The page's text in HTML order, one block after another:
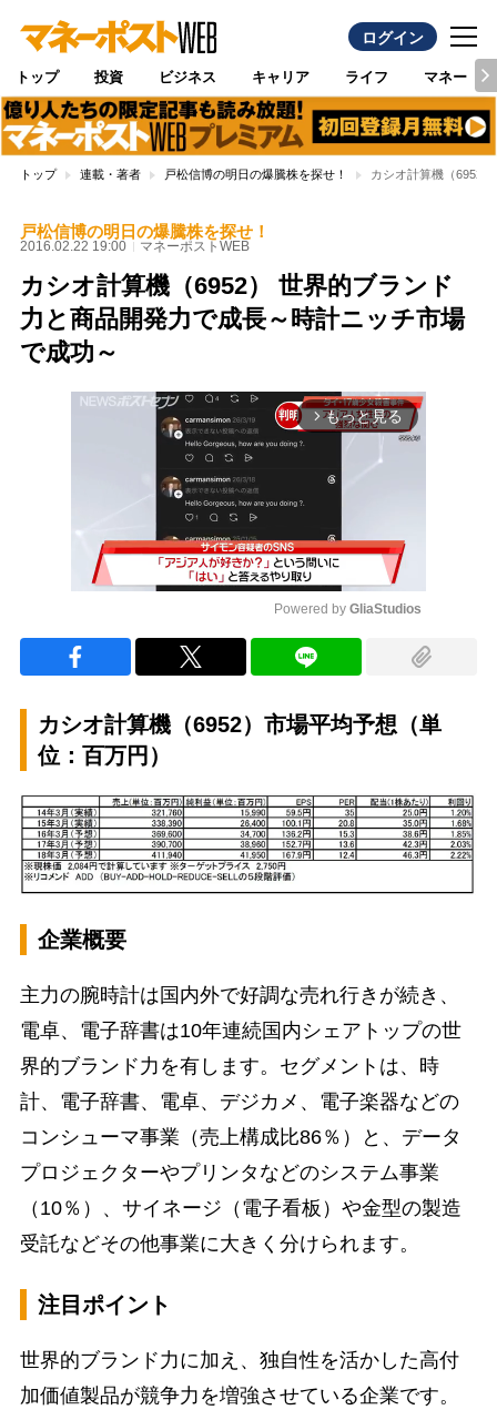
ログイン
トップ 投資 ビジネス キャリア ライフ マネー
トップ 連載・著者 戸松信博の明日の爆騰株を探せ！ カシオ計算機（6952
戸松信博の明日の爆騰株を探せ！
2016.02.22 19:00 マネーポストWEB
カシオ計算機（6952） 世界的ブランド
力と商品開発力で成長～時計ニッチ市場
で成功～
arrow_forward_ios もっと見る
Powered by GliaStudios
カシオ計算機（6952）市場平均予想（単
位：百万円）
企業概要
主力の腕時計は国内外で好調な売れ行きが続き、
電卓、電子辞書は10年連続国内シェアトップの世
界的ブランド力を有します。セグメントは、時
計、電子辞書、電卓、デジカメ、電子楽器などの
コンシューマ事業（売上構成比86％）と、データ
プロジェクターやプリンタなどのシステム事業
（10％）、サイネージ（電子看板）や金型の製造
受託などその他事業に大きく分けられます。
注目ポイント
世界的ブランド力に加え、独自性を活かした高付
加価値製品が競争力を増強させている企業です。